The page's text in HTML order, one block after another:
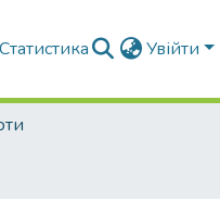
Статистика Увійти